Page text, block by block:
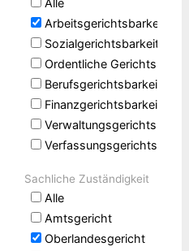
Alle
Arbeitsgerichtsbarkeit
Sozialgerichtsbarkeit
Ordentliche Gerichtsbarkeit
Berufsgerichtsbarkeit
Finanzgerichtsbarkeit
Verwaltungsgerichtsbarkeit
Verfassungsgerichtsbarkeit
Sachliche Zuständigkeit
Alle
Amtsgericht
Oberlandesgericht